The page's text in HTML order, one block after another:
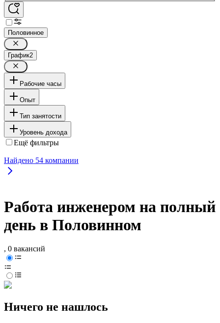
Половинное
График2
Рабочие часы
Опыт
Тип занятости
Уровень дохода
Ещё фильтры
Найдено 54 компании
Работа инженером на полный
день в Половинном
, 0 вакансий
Ничего не нашлось